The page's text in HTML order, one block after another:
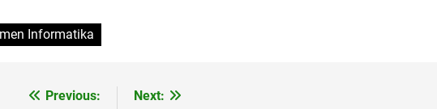
Informatika
Previous:
Next: